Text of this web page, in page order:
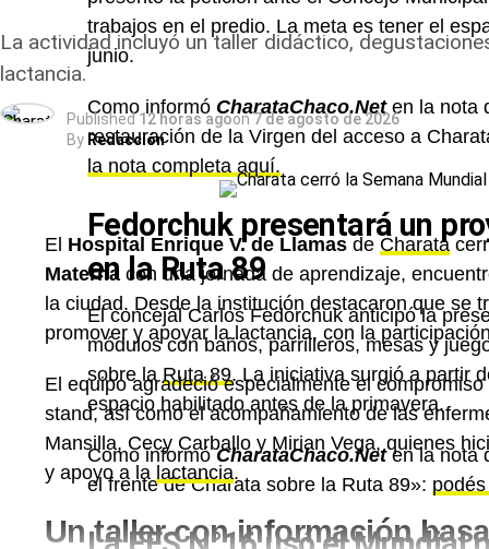
trabajos en el predio. La meta es tener el
junio.
Como informó CharataChaco.Neten la nota
restauración de la Virgen del acceso a
la nota completa aquí.
Fedorchuk presentará un
en la Ruta 89
El concejal Carlos Fedorchuk anticipó la
módulos con baños, parrilleros, mesas y
sobre laRuta 89. La iniciativa surgió a partir
espacio habilitado antes de la primavera.
Como informóCharataChaco.Neten la nota
el frente de Charata sobre la Ruta 89»:
La actividad incluyó un taller didáctico,
lactancia.
Published 12 horas agoon7 de agosto de 2026
By Redacción
El Hospital Enrique V. de Llamas de Charata
Materna con una jornada de aprendizaje,
la ciudad. Desde la institución destacaron que se
promover y apoyar la lactancia, con la
El equipo agradeció especialmente el
stand, así como el acompañamiento de las
Mansilla, Cecy Carballo y Mirian Vega, quienes
y apoyo a la lactancia.
Un taller con información